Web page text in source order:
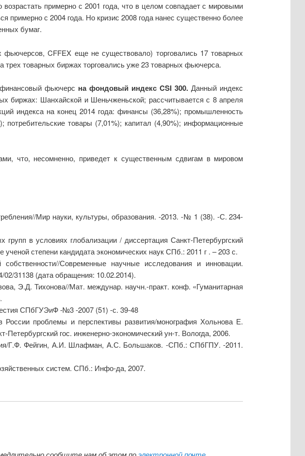
примерно с 2001 года, что в целом совпадает с мировыми
примерно с 2004 года. Но кризис 2008 года нанес существенно более
бумаг.
CFFEX еще не существовало) торговались 17 товарных
трех товарных биржах торговались уже 23 товарных фьючерса.
фьючерс на фондовый индексCSI 300. Данный индекс
биржах: Шанхайской и Шеньчженьской; рассчитывается с 8 апреля
индекса на конец 2014 года: финансы (36,28%); промышленность
товары (7,01%); капитал (4,90%); информационные
что, несомненно, приведет к существенным сдвигам в мировом
Мир науки, культуры, образования. -2013. -№ 1 (38). -С. 234-
в условиях глобализации / диссертация Санкт-Петербургский
степени кандидата экономических наук СПб.: 2011 г . – 203 с.
Современные научные исследования и инновации.
31138 (дата обращения: 10.02.2014).
Э.Д. Тихонова//Мат. междунар. научн.-практ. конф. «Гуманитарная
СПбГУЭиФ -№3 -2007 (51) -с. 39-48
проблемы и перспективы развития/монография Хольнова Е.
гос. инженерно-экономический ун-т. Вологда, 2006.
Г.Ф. Фейгин, А.И. Шлафман, А.С. Большаков. -СПб.: СПбГПУ. -2011.
систем. СПб.: Инфо-да, 2007.